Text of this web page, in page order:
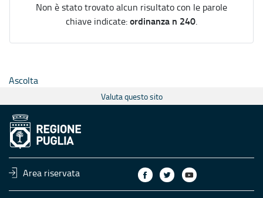
Non è stato trovato alcun risultato con le parole
chiave indicate:ordinanza n 240.
Ascolta
Valuta questo sito
Area riservata